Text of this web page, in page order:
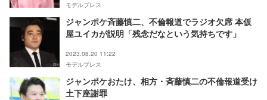
モデルプレス
ジャンポケ斉藤慎二、不倫報道でラジオ欠席 本仮
屋ユイカが説明「残念だなという気持ちです」
2023.08.20 11:22
モデルプレス
ジャンポケおたけ、相方・斉藤慎二の不倫報道受け
土下座謝罪